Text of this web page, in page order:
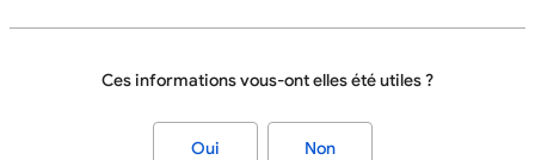
Ces informations vous-ont elles été utiles ?
Oui Non